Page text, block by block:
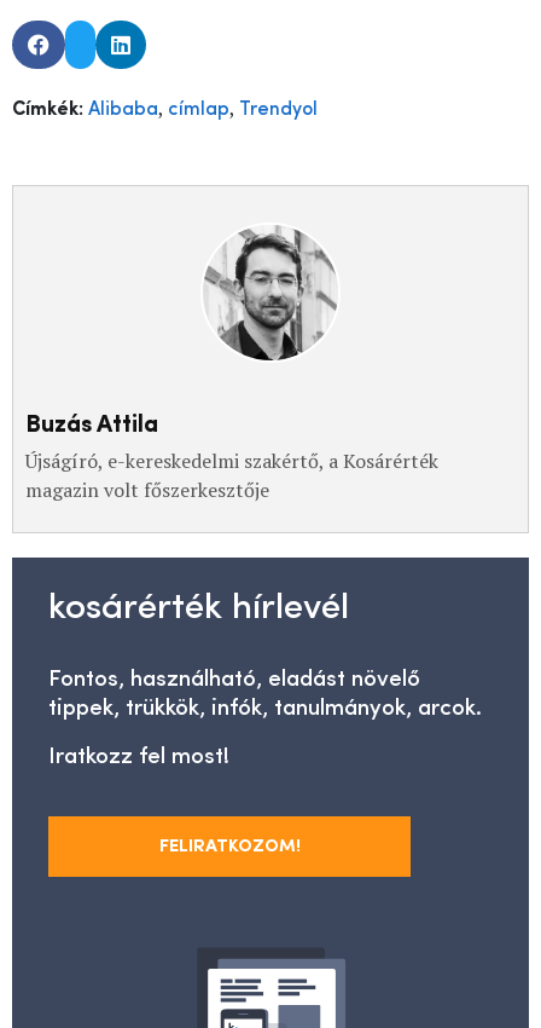
Címkék: Alibaba, címlap, Trendyol
Buzás Attila
Újságíró, e-kereskedelmi szakértő, a Kosárérték
magazin volt főszerkesztője
kosárérték hírlevél
Fontos, használható, eladást növelő
tippek, trükkök, infók, tanulmányok, arcok.
Iratkozz fel most!
FELIRATKOZOM!